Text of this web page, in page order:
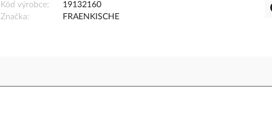
Kód výrobce
19132160
Značka
FRAENKISCHE